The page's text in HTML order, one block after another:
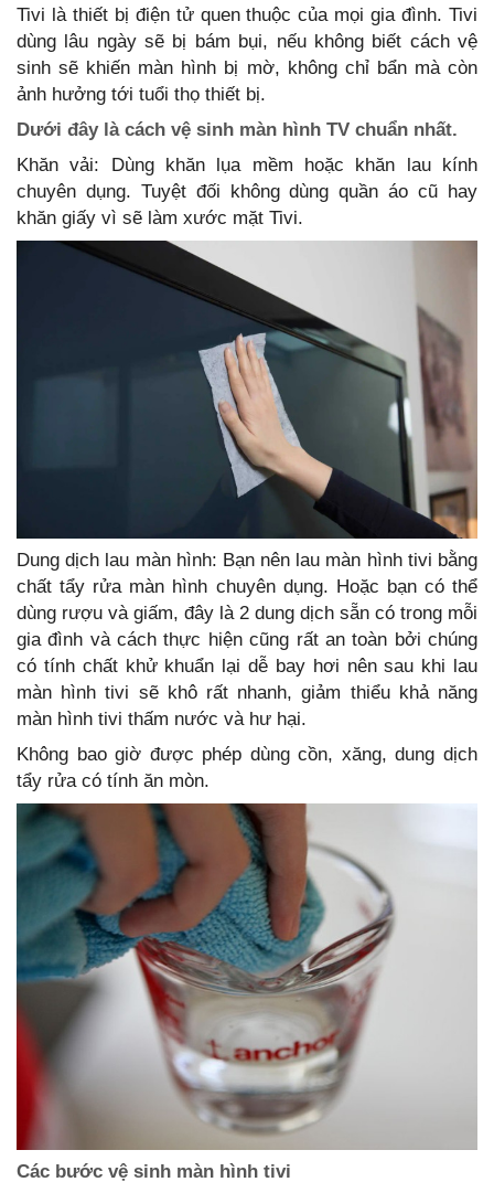
Tivi là thiết bị điện tử quen thuộc của mọi gia đình. Tivi
dùng lâu ngày sẽ bị bám bụi, nếu không biết cách vệ
sinh sẽ khiến màn hình bị mờ, không chỉ bẩn mà còn
ảnh hưởng tới tuổi thọ thiết bị.
Dưới đây là cách vệ sinh màn hình TV chuẩn nhất.
Khăn vải: Dùng khăn lụa mềm hoặc khăn lau kính
chuyên dụng. Tuyệt đối không dùng quần áo cũ hay
khăn giấy vì sẽ làm xước mặt Tivi.
Dung dịch lau màn hình: Bạn nên lau màn hình tivi bằng
chất tẩy rửa màn hình chuyên dụng. Hoặc bạn có thể
dùng rượu và giấm, đây là 2 dung dịch sẵn có trong mỗi
gia đình và cách thực hiện cũng rất an toàn bởi chúng
có tính chất khử khuẩn lại dễ bay hơi nên sau khi lau
màn hình tivi sẽ khô rất nhanh, giảm thiểu khả năng
màn hình tivi thấm nước và hư hại.
Không bao giờ được phép dùng cồn, xăng, dung dịch
tẩy rửa có tính ăn mòn.
Các bước vệ sinh màn hình tivi